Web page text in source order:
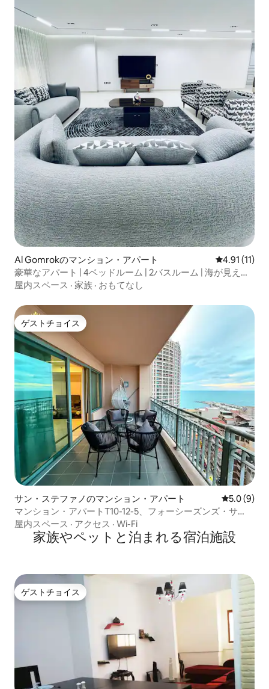
Al Gomrokのマンション・アパート レビュー11
4.91 (11)
豪華なアパート | 4ベッドルーム | 2バスルーム | 海が見える
バルコニー
屋内スペース · 家族 · おもてなし
ゲストチョイス
ゲストチョイス
サン・ステファノのマンション・アパート レビュー9
5.0 (9)
マンション・アパートT10-12-5、フォーシーズンズ・サ
ン・ステファノ・アレックス
屋内スペース · アクセス · Wi-Fi
家族やペットと泊まれる宿泊施設
ゲストチョイス
ゲストチョイス